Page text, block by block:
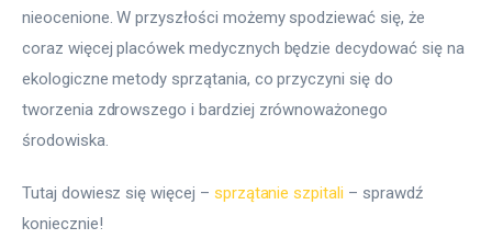
nieocenione. W przyszłości możemy spodziewać się, że
coraz więcej placówek medycznych będzie decydować się na
ekologiczne metody sprzątania, co przyczyni się do
tworzenia zdrowszego i bardziej zrównoważonego
środowiska.
Tutaj dowiesz się więcej – sprzątanie szpitali – sprawdź
koniecznie!